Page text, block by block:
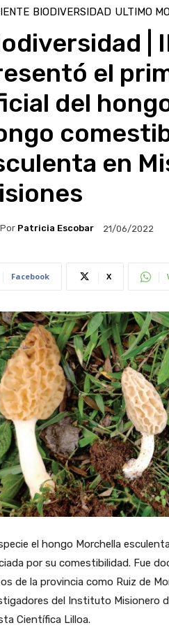
BIODIVERSIDAD ULTIMO
|
el
del
en
Por Patricia Escobar 21/06/2022
Facebook X
el hongo Morchella
por su comestibilidad. Fue
de la provincia como Ruiz de
del Instituto Misionero
Científica Lilloa.